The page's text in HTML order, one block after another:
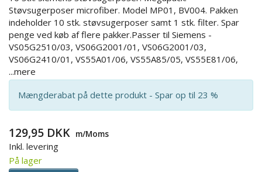
Støvsugerposer microfiber. Model MP01, BV004. Pakken
indeholder 10 stk. støvsugerposer samt 1 stk. filter. Spar
penge ved køb af flere pakker.Passer til Siemens -
VS05G2510/03, VS06G2001/01, VS06G2001/03,
VS06G2410/01, VS55A01/06, VS55A85/05, VS55E81/06,
...mere
Mængderabat på dette produkt - Spar op til 23 %
129,95 DKK m/Moms
Inkl. levering
På lager